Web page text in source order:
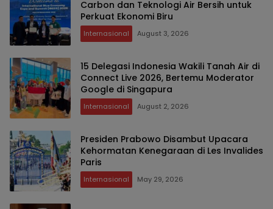
Carbon dan Teknologi Air Bersih untuk
Perkuat Ekonomi Biru
Internasional August 3, 2026
15 Delegasi Indonesia Wakili Tanah Air di
Connect Live 2026, Bertemu Moderator
Google di Singapura
Internasional August 2, 2026
Presiden Prabowo Disambut Upacara
Kehormatan Kenegaraan di Les Invalides
Paris
Internasional May 29, 2026